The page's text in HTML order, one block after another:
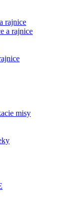
rajnice
a rajnice
misy